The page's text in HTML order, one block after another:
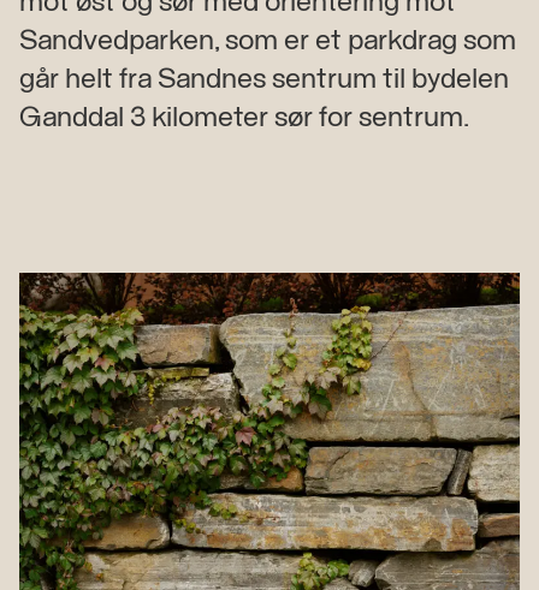
Sandvedparken, som er et parkdrag som
går helt fra Sandnes sentrum til bydelen
Ganddal 3 kilometer sør for sentrum.